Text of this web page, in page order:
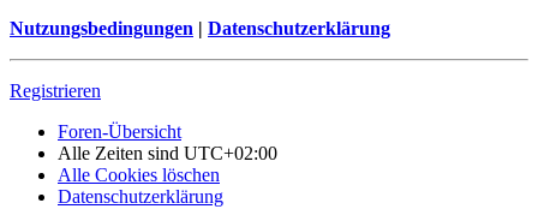
Nutzungsbedingungen | Datenschutzerklärung
Registrieren
Foren-Übersicht
Alle Zeiten sind UTC+02:00
Alle Cookies löschen
Datenschutzerklärung